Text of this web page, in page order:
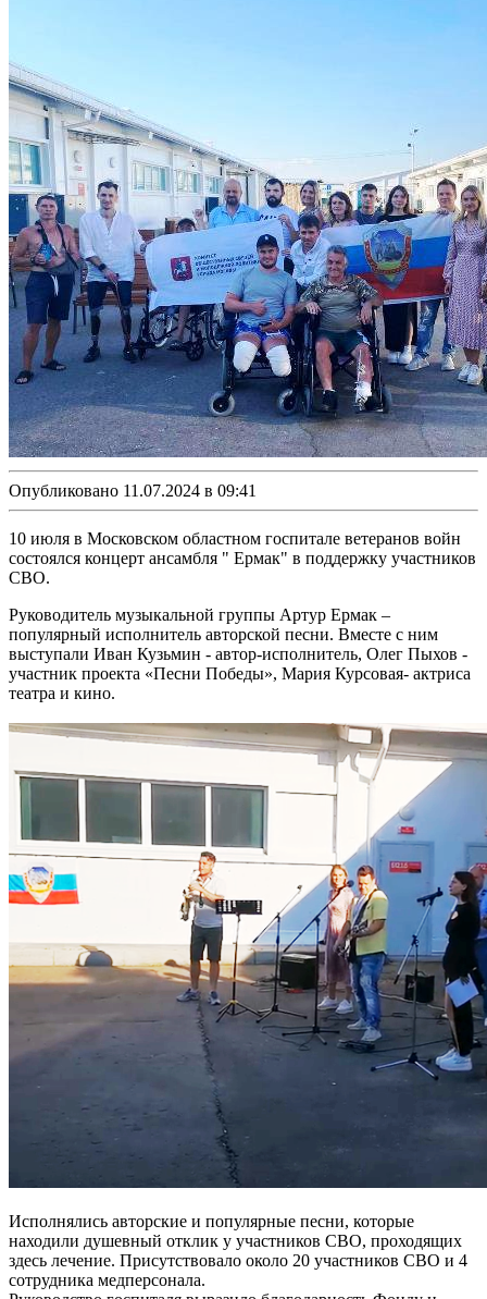
Опубликовано 11.07.2024 в 09:41
10 июля в Московском областном госпитале ветеранов войн
состоялся концерт ансамбля " Ермак" в поддержку участников
СВО.
Руководитель музыкальной группы Артур Ермак –
популярный исполнитель авторской песни. Вместе с ним
выступали Иван Кузьмин - автор-исполнитель, Олег Пыхов -
участник проекта «Песни Победы», Мария Курсовая- актриса
театра и кино.
Исполнялись авторские и популярные песни, которые
находили душевный отклик у участников СВО, проходящих
здесь лечение. Присутствовало около 20 участников СВО и 4
сотрудника медперсонала.